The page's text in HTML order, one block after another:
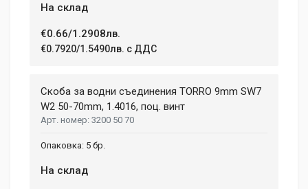
На склад
€0.66/1.2908лв.
€0.7920/1.5490лв. с ДДС
Скоба за водни съединения TORRО 9mm SW7
W2 50-70mm, 1.4016, поц. винт
3200 50 70
5 бр.
На склад